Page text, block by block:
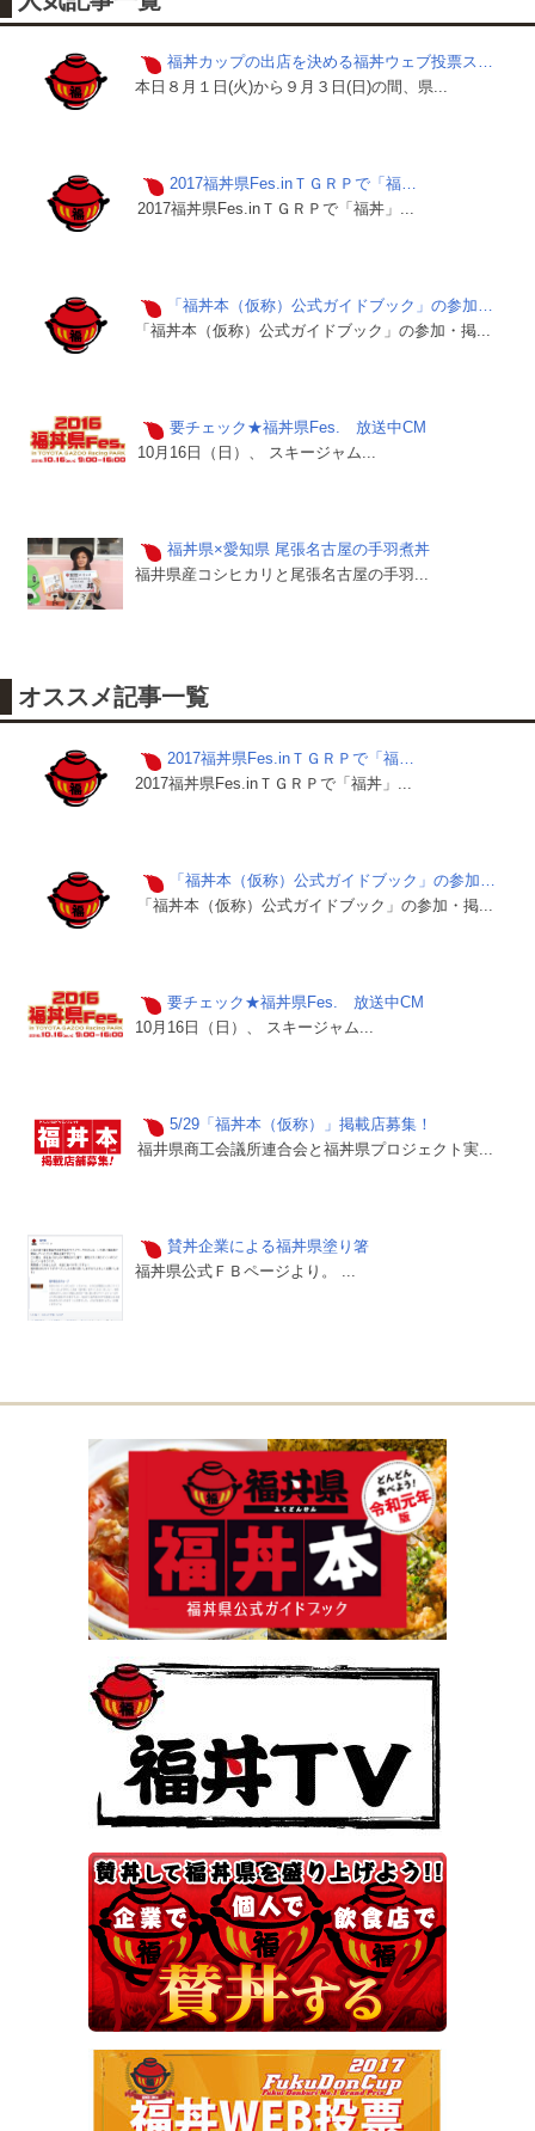
福丼カップの出店を決める福丼ウェブ投票ス…
本日８月１日(火)から９月３日(日)の間、県...
2017福丼県Fes.inＴＧＲＰで「福…
2017福丼県Fes.inＴＧＲＰで「福丼」...
「福丼本（仮称）公式ガイドブック」の参加…
「福丼本（仮称）公式ガイドブック」の参加・掲...
要チェック★福丼県Fes. 放送中CM
10月16日（日）、 スキージャム...
福丼県×愛知県 尾張名古屋の手羽煮丼
福井県産コシヒカリと尾張名古屋の手羽...
オススメ記事一覧
2017福丼県Fes.inＴＧＲＰで「福…
2017福丼県Fes.inＴＧＲＰで「福丼」...
「福丼本（仮称）公式ガイドブック」の参加…
「福丼本（仮称）公式ガイドブック」の参加・掲...
要チェック★福丼県Fes. 放送中CM
10月16日（日）、 スキージャム...
5/29「福丼本（仮称）」掲載店募集！
福井県商工会議所連合会と福丼県プロジェクト実...
賛丼企業による福丼県塗り箸
福丼県公式ＦＢページより。 ...